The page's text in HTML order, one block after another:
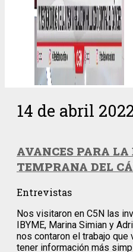
14 de abril
AVANCES PARA LA
TEMPRANA DEL
Entrevistas
Nos visitaron en C5N las
IBYME, Marina Simian y
nos contaron el trabajo que
tener información más